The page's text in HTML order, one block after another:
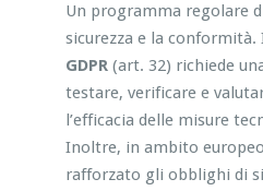
Un programma regolare
sicurezza e la
GDPR(art. 32) richiede
testare, verificare e
l’efficacia delle misure
Inoltre, in ambito
rafforzato gli obblighi di